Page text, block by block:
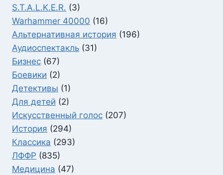
S.T.A.L.K.E.R. (3)
Warhammer 40000 (16)
Альтернативная история (196)
Аудиоспектакль (31)
Бизнес (67)
Боевики (2)
Детективы (1)
Для детей (2)
Искусственный голос (207)
История (294)
Классика (293)
ЛФФР (835)
Медицина (47)